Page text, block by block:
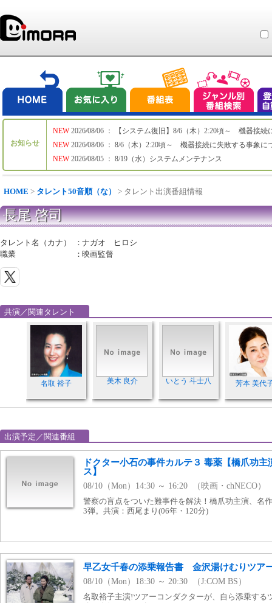
お知らせ
NEW
NEW
NEW
2026/08/06 ： 【システム復旧】8/6（木）2:20頃～ 機器接続
2026/08/06 ： 8/6（木）2:20頃～ 機器接続に失敗する事象に
2026/08/05 ： 8/19（水）システムメンテナンス
HOME > タレント50音順（な） > タレント出演番組情報
長尾 啓司
タレント名（カナ） ：ナガオ ヒロシ
職業
：映画監督
共演／関連タレント
名取 裕子 美木 良介 いとう 斗士八 芳本 美代
出演予定／関連番組
ドクター小石の事件カルテ３ 毒薬【橋爪功
ス】
08/10（Mon）14:30 ～ 16:20 （映画・chNECO）
警察の盲点をついた難事件を解決！橋爪功主演、名
3弾。共演：西尾まり(06年・120分)
早乙女千春の添乗報告書 金沢湯けむりツア
08/10（Mon）18:30 ～ 20:30 （J:COM BS）
名取裕子主演!ツアーコンダクターが、自ら添乗する